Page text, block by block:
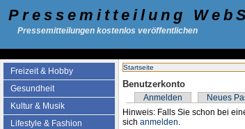
Pressemitteilung
Pressemitteilungen kostenlos veröffentlichen
Freizeit & Hobby
Gesundheit
Kultur & Musik
Lifestyle & Fashion
Startseite
Benutzerkonto
Anmelden Neues
Hinweis: Falls Sie schon bei
sich anmelden